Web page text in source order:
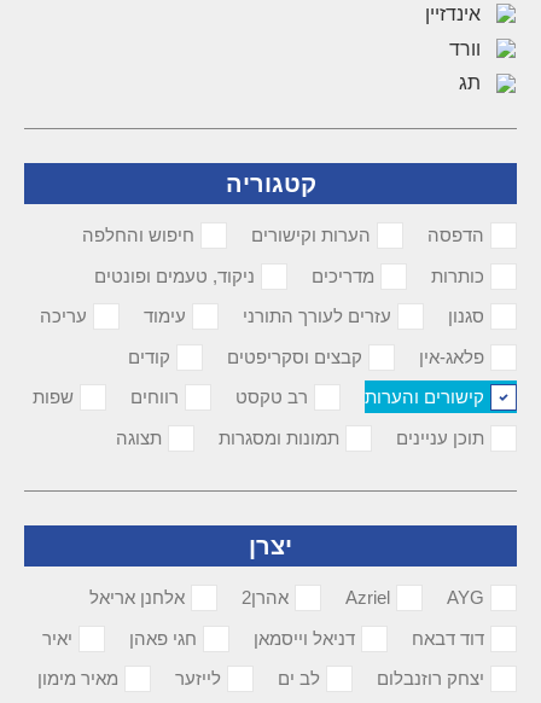
אינדזיין
וורד
תג
קטגוריה
הדפסה הערות וקישורים
חיפוש והחלפה
כותרות
מדריכים
ניקוד, טעמים ופונטים
סגנון
עזרים לעורך התורני עימוד
עריכה
פלאג-אין
קבצים וסקריפטים
קודים
קישורים והערות
רב טקסט רווחים
שפות
תוכן עניינים
תמונות ומסגרות תצוגה
יצרן
AYG
Azriel אהרן2
אלחנן אריאל
דוד דבאח
דניאל וייסמאן חגי פאהן
יאיר
יצחק רוזנבלום
לב ים לייזער
מאיר מימון